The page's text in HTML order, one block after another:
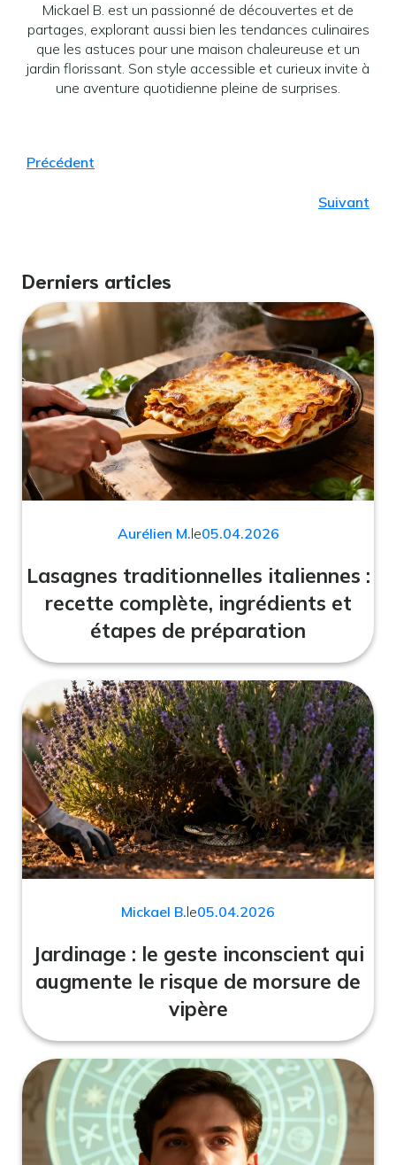
Mickael B. est un passionné de découvertes et de
partages, explorant aussi bien les tendances culinaires
que les astuces pour une maison chaleureuse et un
jardin florissant. Son style accessible et curieux invite à
une aventure quotidienne pleine de surprises.
Précédent
Suivant
Derniers articles
Aurélien M.le05.04.2026
Lasagnes traditionnelles italiennes :
recette complète, ingrédients et
étapes de préparation
Mickael B.le05.04.2026
Jardinage : le geste inconscient qui
augmente le risque de morsure de
vipère